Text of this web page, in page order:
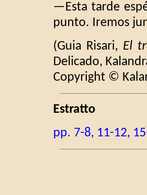
—Esta tarde
punto. Iremos
(Guia Risari, El
Delicado,
Copyright ©
Estratto
pp. 7-8, 11-12,